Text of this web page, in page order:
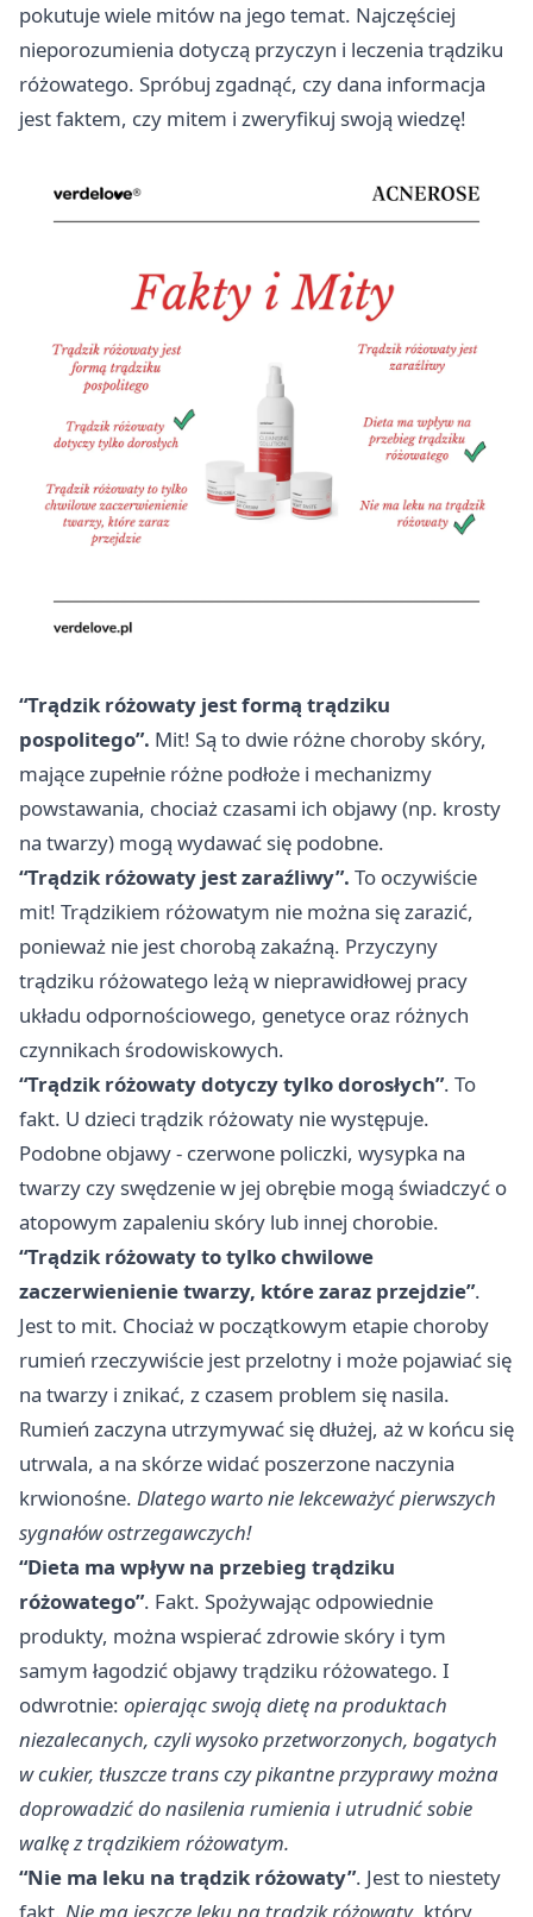
pokutuje wiele mitów na jego temat. Najczęściej
nieporozumienia dotyczą przyczyn i leczenia trądziku
różowatego. Spróbuj zgadnąć, czy dana informacja
jest faktem, czy mitem i zweryfikuj swoją wiedzę!
“Trądzik różowaty jest formą trądziku
pospolitego”. Mit! Są to dwie różne choroby skóry,
mające zupełnie różne podłoże i mechanizmy
powstawania, chociaż czasami ich objawy (np. krosty
na twarzy) mogą wydawać się podobne.
“Trądzik różowaty jest zaraźliwy”. To oczywiście
mit! Trądzikiem różowatym nie można się zarazić,
ponieważ nie jest chorobą zakaźną. Przyczyny
trądziku różowatego leżą w nieprawidłowej pracy
układu odpornościowego, genetyce oraz różnych
czynnikach środowiskowych.
“Trądzik różowaty dotyczy tylko dorosłych”. To
fakt. U dzieci trądzik różowaty nie występuje.
Podobne objawy - czerwone policzki, wysypka na
twarzy czy swędzenie w jej obrębie mogą świadczyć o
atopowym zapaleniu skóry lub innej chorobie.
“Trądzik różowaty to tylko chwilowe
zaczerwienienie twarzy, które zaraz przejdzie”.
Jest to mit. Chociaż w początkowym etapie choroby
rumień rzeczywiście jest przelotny i może pojawiać się
na twarzy i znikać, z czasem problem się nasila.
Rumień zaczyna utrzymywać się dłużej, aż w końcu się
utrwala, a na skórze widać poszerzone naczynia
krwionośne. Dlatego warto nie lekceważyć pierwszych
sygnałów ostrzegawczych!
“Dieta ma wpływ na przebieg trądziku
różowatego”. Fakt. Spożywając odpowiednie
produkty, można wspierać zdrowie skóry i tym
samym łagodzić objawy trądziku różowatego. I
odwrotnie: opierając swoją dietę na produktach
niezalecanych, czyli wysoko przetworzonych, bogatych
w cukier, tłuszcze trans czy pikantne przyprawy można
doprowadzić do nasilenia rumienia i utrudnić sobie
walkę z trądzikiem różowatym.
“Nie ma leku na trądzik różowaty”. Jest to niestety